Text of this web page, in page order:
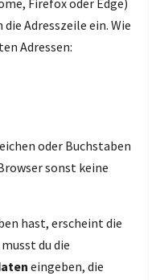
Firefox oder Edge)
Adresszeile ein. Wie
Adressen:
oder Buchstaben
sonst keine
hast, erscheint die
du die
eingeben, die